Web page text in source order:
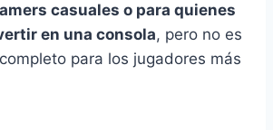
casuales o para quienes
en una consola, pero no es
para los jugadores más